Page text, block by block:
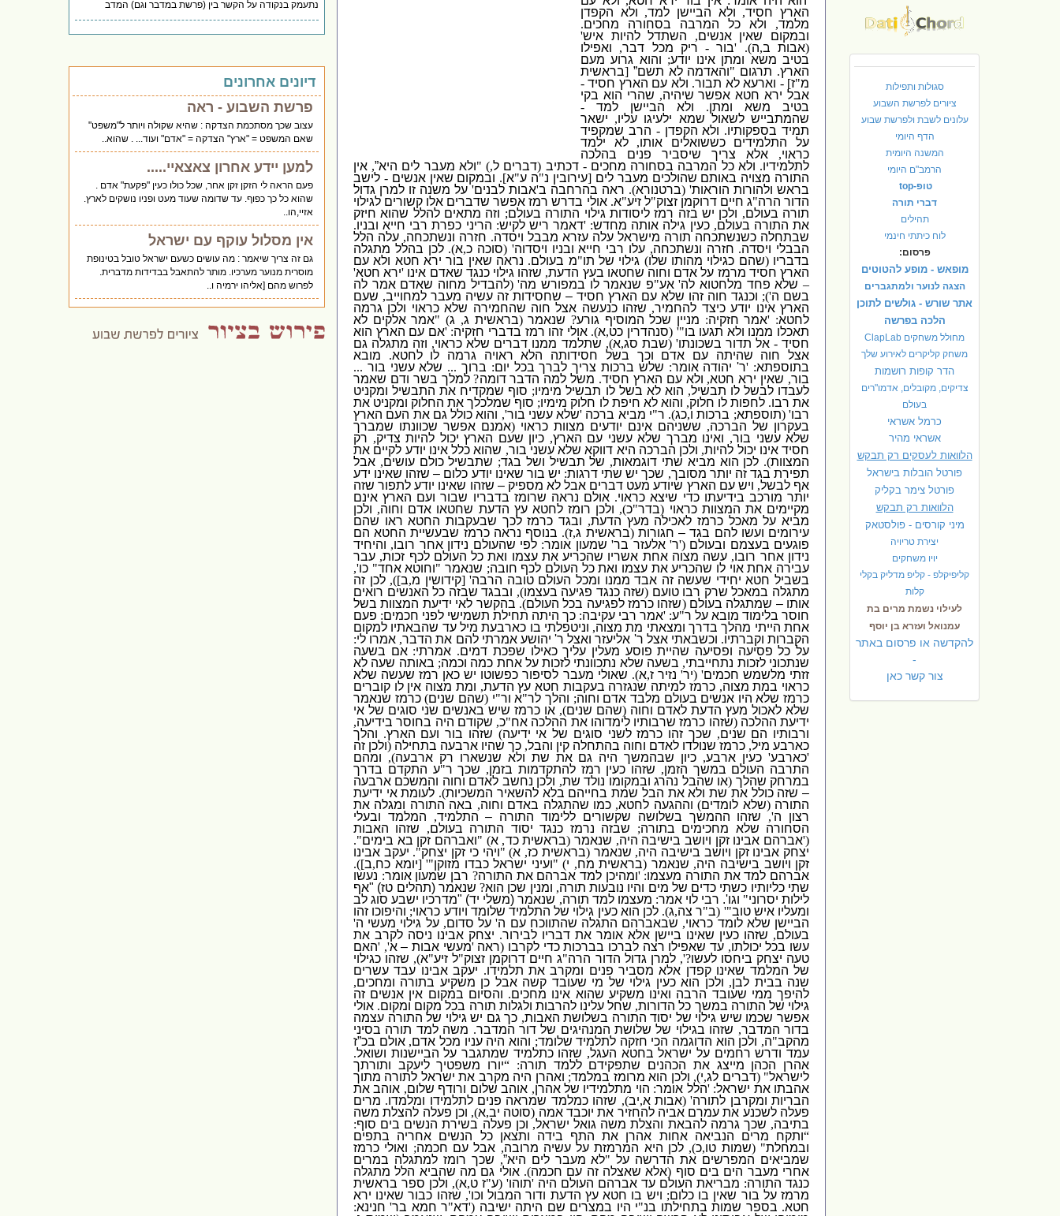
סגולות ותפילות
ציורים לפרשת השבוע
עלונים לשבת ולפרשת שבוע
הדף היומי
המשנה היומית
הרמב"ם היומי
טופ-top
דברי תורה
תהילים
לוח כיתתי חינמי
פרסום:
מופאש - מופע להטוטים
הצגה לנוער ולמתגברים
אתר שורש - גולשים לתוכן
הלכה בפרשה
מחולל משחקים ClapLab
משחק קליקרים לאירוע שלך
הדר קופות רושמות
צדיקים, מקובלים, אדמו"רים
בעולם
כרמל אשראי
אשראי מהיר
הלוואות לעסקים רק תבקש
פורטל הובלות בישראל
פורטל צימר בקליק
הלוואות רק תבקש
מיני קורסים - פולסטאק
יצירת טריויה
יויו משחקים
קליפיקלפ - קליפ מדליק בקלי
קלות
לעילוי נשמת מרים בת
עמנואל ועזרא בן יוסף
להקדשה או פרסום באתר
-
צור קשר כאן
הארץ חסיד, ולא הביישן למד, ולא הקפדן
מלמד, ולא כל המרבה בסחורה מחכים.
ובמקום שאין אנשים, השתדל להיות איש'
(אבות ב,ה)
. 'בור - ריק מכל דבר, ואפילו
בטיב משא ומתן אינו יודע; והוא גרוע מעם
הארץ. תרגום "והאדמה לא תשם” [בראשית
מ"ז] - וארעא לא תבור. ולא עם הארץ חסיד -
אבל ירא חטא אפשר שיהיה, שהרי הוא בקי
בטיב משא ומתן. ולא הביישן למד -
שהמתבייש לשאול שמא ילעיגו עליו, ישאר
תמיד בספקותיו. ולא הקפדן- הרב שמקפיד
על התלמידים כששואלים אותו,לא ילמד
כראוי,
אלא צריך שיסביר פנים בהלכה
לתלמידיו. ולא כל המרבה בסחורה מחכים-דכתיב (דברים ל,) "ולא מעבר לים היא”, אין
התורה מצויה באותם שהולכים מעבר לים [עירובין נ"ה ע"א]. ובמקום שאין אנשים- לישב
בראש ולהורות הוראות' (ברטנורא). ראה בהרחבה ב'אבות לבנים' על משנה זו למרן גדול
הדור הרה"ג חיים דרוקמן זצוק"ל זיע"א.אולי בדרש רמז אפשר שדברים אלו קשורים לגילוי
תורה בעולם, ולכן יש בזה רמז ליסודות גילוי התורה בעולם; וזה מתאים להלל שהוא חיזק
את התורה בעולם,כעין גילה אותה מחדש: 'דאמר ריש לקיש: הריני כפרת רבי חייא ובניו.
שבתחלה כשנשתכחה תורה מישראל עלה עזרא מבבל ויסדה. חזרה ונשתכחה, עלה הלל
הבבלי ויסדה. חזרה ונשתכחה,עלו רבי חייא ובניו ויסדוה' (סוכה כ,א).לכן בהלל מתגלה
בדבריו(שהם כגילוי מהותו שלו) גילוי של תו"מ בעולם. נראה שאין בור ירא חטא ולא עם
הארץ חסיד מרמז על אדם וחוה שחטאו בעץ הדעת, שזהו גילוי כנגד שאדם אינו 'ירא חטא'
– שלא פחד מלחטוא לה'אע"פ שנאמר לו במפורש מה' (להבדיל מחוה שאדם אמר לה
בשם ה'); וכנגד חוה זהו שלא עם הארץ חסיד – שחסידות זה עשיה מעבר למחוייב, שעם
הארץ אינו יודע כיצד להחמיר, שזהו כנעשה אצל חוה שהחמירה שלא כראוי ולכן גרמה
לחטא: 'אמר חזקיה: מניין שכל המוסיף גורע? שנאמר(בראשית ג, ג) "אמר אלקים לא
תאכלו ממנו ולא תגעו בו"' (סנהדרין כט,א).אולי זהו רמז בדברי חזקיה: 'אם עם הארץ הוא
חסיד-אל תדור בשכונתו' (שבת סג,א), שתלמד ממנו דברים שלא כראוי, וזה מתגלה גם
אצל חוה שהיתה עם אדם וכך בשל חסידותה הלא ראויה גרמה לו לחטא. מובא
בתוספתא: 'ר' יהודה אומר: שלש ברכות צריך לברך בכל יום: ברוך ... שלא עשני בור ...
בור, שאין ירא חטא, ולא עם הארץ חסיד. משל למה הדבר דומה?למלך בשר ודם שאמר
לעבדו לבשל לו תבשיל, הוא לא בשל לו תבשיל מימיו; סוף שמקדיח את התבשיל ומקניט
את רבו.לחפות לו חלוק, והוא לא חיפת לו חלוק מימיו; סוף שמלכלך את החלוק ומקניט את
רבו' (תוספתא; ברכות ו,כג). ר"י מביא ברכה 'שלא עשני בור', והוא כולל גם את העם הארץ
בעקרון של הברכה, ששניהם אינם יודעים מצוות כראוי (אמנם אפשר שכוונתו שמברך
שלא עשני בור, ואינו מברך שלא עשני עם הארץ, כיון שעם הארץ יכול להיות צדיק, רק
חסיד אינו יכול להיות, ולכן הברכה היא דווקא שלא עשני בור, שהוא כלל אינו יודע לקיים את
המצוות). לכן הוא מביא שתי דוגמאות, של תבשיל ושל בגד; שתבשיל כולם עושים, אבל
תפירת בגד זה יותר מסובך, שכך יש שתי דרגות: יש בור שאינו יודע כלום – שזהו שאינו ידע
אף לבשל, ויש עם הארץ שיודע מעט דברים אבל לא מספיק – שזהו שאינו יודע לתפור שזה
יותר מורכב בידיעתו כדי שיצא כראוי. אולם נראה שרומז בדבריו שבור ועם הארץ אינם
מקיימים את המצוות כראוי (בדר"כ), ולכן רומז לחטא עץ הדעת שחטאו אדם וחוה, ולכן
מביא על מאכל כרמז לאכילה מעץ הדעת, ובגד כרמז לכך שבעקבות החטא ראו שהם
עירומים ועשו להם בגד – חגורות(בראשית ג,ז). בנוסף נראה כרמז שבעשיית החטא הם
פוגעים בעצמם ובעולם('ר'אלעזר בר' שמעון אומר:לפי שהעולם נידון אחר רובו, והיחיד
נידון אחר רובו, עשה מצוה אחת אשריו שהכריע את עצמו ואת כל העולם לכף זכות, עבר
עבירה אחת אוי לו שהכריע את עצמו ואת כל העולם לכף חובה; שנאמר "וחוטא אחד" כו',
בשביל חטא יחידי שעשה זה אבד ממנו ומכל העולם טובה הרבה' [קידושין מ,ב]),לכן זה
מתגלה במאכל שרק רבו טועם (שזה כנגד פגיעה בעצמו), ובבגד שבזה כל האנשים רואים
אותו – שמתגלה בעולם(שזהו כרמז לפגיעה בכל העולם). בהקשר לאי ידיעת המצוות בשל
חוסר בלימוד מובא על ר"ע: 'אמר רבי עקיבה: כך היתה תחילת תשמישי לפני חכמים: פעם
אחת הייתי מהלך בדרך ומצאתי מת מצוה, וניטפלתי בו כארבעת מיל עד שהבאתיו למקום
הקברות וקברתיו. וכשבאתי אצל ר' אליעזר ואצל ר' יהושע אמרתי להם את הדבר, אמרו לי:
על כל פסיעה ופסיעה שהיית פוסע מעלין עליך כאילו שפכת דמים. אמרתי:אם בשעה
שנתכוני לזכות נתחייבתי, בשעה שלא נתכוונתי לזכות על אחת כמה וכמה; באותה שעה לא
זזתי מלשמש חכמים' (יר' נזיר ז,א). שאולי מעבר לסיפור כפשוטו יש כאן רמז שעשה שלא
כראוי במת מצוה,כרמז למיתה שנגזרה בעקבות חטא עץ הדעת, ומת מצוה אין לו קוברים
כרמז שלא היו אנשים בעולם מלבד אדם וחוה; והלך לר"א ור"י(שהם שנים)כרמז שנאמר
שלא לאכול מעץ הדעת לאדם וחוה (שהם שנים), או כרמז שיש באנשים שני סוגים של אי
ידיעת ההלכה(שזהו כרמז שרבותיו לימדוהו את ההלכה אח"כ, שקודם היה בחוסר בידיעה,
ורבותיו הם שנים, שכך זהו כרמז לשני סוגים של אי ידיעה) שזהו בור ועם הארץ. והלך
כארבע מיל, כרמז שנולדו לאדם וחוה בהתחלה קין והבל, כך שהיו ארבעה בתחילה (ולכן זה
'כארבע' כעין ארבע, כיון שבהמשך היה גם את שת ולא שנשארו רק ארבעה), ומהם
התרבה העולם במשך הזמן, שזהו כעין רמז להתקדמות בזמן, שכך ר"ע התקדם בדרך
במרחק שהלך (או שהבל נהרג ובמקומו נולד שת, ולכן נחשב לאדם וחוה והמשכם ארבעה
– שזה כולל את שת ולא את הבל שמת בחייהם בלא להשאיר המשכיות). לעומת אי ידיעת
התורה(שלא לומדים) וההגעה לחטא,כמו שהתגלה באדם וחוה, באה התורה ומגלה את
רצון ה', שזהו ההמשך בשלושה שקשורים ללימוד התורה – התלמיד, המלמד ובעלי
הסחורה שלא מחכימים בתורה; שבזה נרמז כנגד יסוד התורה בעולם, שזהו האבות
('אברהם אבינו זקן ויושב בישיבה היה, שנאמר (בראשית כד,א) "ואברהם זקן בא בימים".
יצחק אבינו זקן ויושב בישיבה היה, שנאמר(בראשית כז, א) "ויהי כי זקן יצחק". יעקב אבינו
זקן ויושב בישיבה היה, שנאמר (בראשית מח, י) "ועיני ישראל כבדו מזוקן"' [יומא כח,ב]).
אברהם למד את התורה מעצמו: 'ומהיכן למד אברהם את התורה? רבן שמעון אומר: נעשו
שתי כליותיו כשתי כדים של מים והיו נובעות תורה, ומנין שכן הוא? שנאמר(תהלים טז) "אף
לילות יסרוני" וגו'. רבי לוי אמר: מעצמו למד תורה, שנאמר (משלי יד) "מדרכיו ישבע סוג לב
ומעליו איש טוב"' (ב"ר צה,ג). לכן הוא כעין גילוי של התלמיד שלומד ויודע כראוי; והיפוכו זהו
הביישן שלא לומד כראוי, שבאברהם התגלה שהתווכח עם ה' על סדום,על גילוי מעשי ה'
בעולם, שזהו כעין שאינו ביישן אלא אומר את דבריו לבירור. יצחק אבינו ניסה לקרב את
עשו בכל יכולתו, עד שאפילו רצה לברכו בברכות כדי לקרבו (ראה'מעשי אבות – א', 'האם
טעה יצחק ביחסו לעשו?',למרן גדול הדור הרה"ג חיים דרוקמן זצוק"ל זיע"א), שזהו כגילוי
של המלמד שאינו קפדן אלא מסביר פנים ומקרב את תלמידו. יעקב אבינו עבד עשרים
שנה בבית לבן, ולכן הוא כעין גילוי של מי שעובד קשה אבל כן משקיע בתורה ומחכים,
להיפך ממי שעובד הרבה ואינו משקיע שהוא אינו מחכים. והסיום במקום אין אנשים זה
גילוי של התורה במשך כל הדורות, שחל עלינו להרבות ולגלות תורה בכל מקום ומקום. אולי
אפשר שכמו שיש גילוי של יסוד התורה בשלושת האבות, כך גם יש גילוי של התורה עצמה
בדור המדבר, שזהו בגילוי של שלושת המנהיגים של דור המדבר. משה למד תורה בסיני
מהקב"ה, ולכן הוא הדוגמה הכי חזקה לתלמיד שלומד; והוא היה עניו מכל אדם,אולם בכ”ז
עמד ודרש רחמים על ישראל בחטא העגל, שזהו כתלמיד שמתגבר על הביישנות ושואל.
אהרן הכהן מייצג את הכהנים שתפקידם ללמד תורה: “יורו משפטיך ליעקב ותורתך
לישראל" (דברים לג,י), ולכן הוא מרומז במלמד; ואהרן היה מקרב את ישראל לתורה מתוך
אהבתו את ישראל: 'הלל אומר: הוי מתלמידיו של אהרן, אוהב שלום ורודף שלום, אוהב את
הבריות ומקרבן לתורה' (אבות א,יב), שזהו כמלמד שמראה פנים לתלמידו ומלמדו. מרים
פעלה לשכנע את עמרם אביה להחזיר את יוכבד אמה (סוטה יב,א), וכן פעלה להצלת משה
בתיבה, שכך גרמה להבאת והצלת משה גואל ישראל, וכן פעלה בשירת הנשים בים סוף:
“ותקח מרים הנביאה אחות אהרן את התף בידה ותצאן כל הנשים אחריה בתפים
ובמחלת" (שמות טו,כ), לכן היא המרמזת על עשיה מרובה, אבל עם חכמה; ואולי כרמז
שמביאים המפרשים את הדרשה על "לא מעבר לים היא”, שכך רומז למתגלה במרים
אחרי מעבר הים בים סוף (אלא שאצלה זה עם חכמה).אולי גם מה שהביא הלל מתגלה
כנגד התורה: מבריאת העולם עד אברהם העולם היה 'תוהו' (ע"ז ט,א), ולכן ספר בראשית
מרמז על בור שאין בו כלום; ויש בו חטא עץ הדעת ודור המבול וכו', שזהו כבור שאינו ירא
חטא. בספר שמות בתחילתו בנ"י היו במצרים שם היתה ישיבה ('דא"ר חמא בר' חנינא:
נתעמק בנקודה על הקשר בין (פרשת במדבר וגם) המדב
דיונים אחרונים
פרשת השבוע - ראה
עצוב שכך מסתכמת הצדקה : שהיא שקולה ויותר ל"משפט"
שאם המשפט = "ארץ" הצדקה = "אדם" ועוד... . שהוא..
למען יידע אחרון צאצאיי.....
פעם הראה לי הזקן זקן אחר, שכל כולו כעין "פקעת" אדם .
שהוא כל כך כפוף. עד שדומה שעוד מעט ופניו נושקים לארץ.
אזיי,הו..
אין מסלול עוקף עם ישראל
גם זה צריך שיאמר : מה עושים כשעם ישראל טובל בטינופת
מוסרית מנוער מערכיו. מותר להתאבל בבדידות מדברית.
לפרוש מהם [אליהו ירמיה ו..